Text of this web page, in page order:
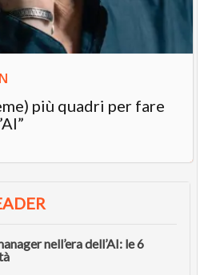
più quadri per fare
nell’era dell’AI: le 6